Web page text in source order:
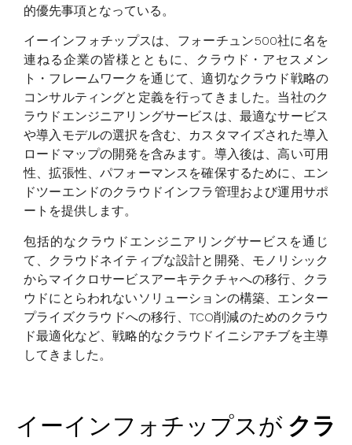
的優先事項となっている。
イーインフォチップスは、フォーチュン500社に名を
連ねる企業の皆様とともに、クラウド・アセスメン
ト・フレームワークを通じて、適切なクラウド戦略の
コンサルティングと定義を行ってきました。当社のク
ラウドエンジニアリングサービスは、最適なサービス
や導入モデルの選択を含む、カスタマイズされた導入
ロードマップの開発を含みます。導入後は、高い可用
性、拡張性、パフォーマンスを確保するために、エン
ドツーエンドのクラウドインフラ管理および運用サポ
ートを提供します。
包括的なクラウドエンジニアリングサービスを通じ
て、クラウドネイティブな設計と開発、モノリシック
からマイクロサービスアーキテクチャへの移行、クラ
ウドにとらわれないソリューションの構築、エンター
プライズクラウドへの移行、TCO削減のためのクラウ
ド最適化など、戦略的なクラウドイニシアチブを主導
してきました。
イーインフォチップスが クラ